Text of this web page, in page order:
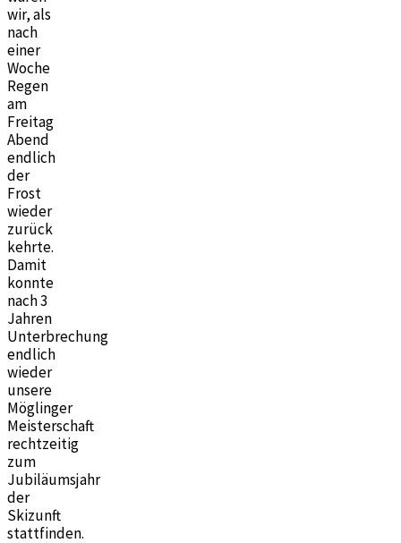
wir, als
nach
einer
Woche
Regen
am
Freitag
Abend
endlich
der
Frost
wieder
zurück
kehrte.
Damit
konnte
nach 3
Jahren
Unterbrechung
endlich
wieder
unsere
Möglinger
Meisterschaft
rechtzeitig
zum
Jubiläumsjahr
der
Skizunft
stattfinden.